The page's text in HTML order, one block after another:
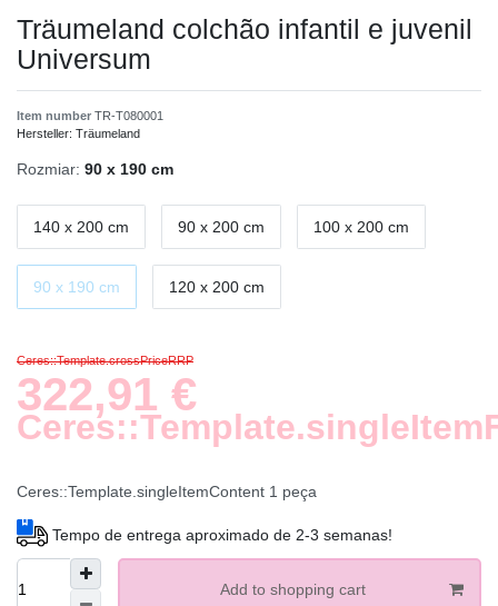
Träumeland colchão infantil e juvenil
Universum
Item number TR-T080001
Hersteller: Träumeland
Rozmiar: 90 x 190 cm
140 x 200 cm 90 x 200 cm 100 x 200 cm
90 x 190 cm 120 x 200 cm
Ceres::Template.crossPriceRRP
322,91 €
Ceres::Template.singleItemContent 1 peça
Tempo de entrega aproximado de 2-3 semanas!
Add to shopping cart